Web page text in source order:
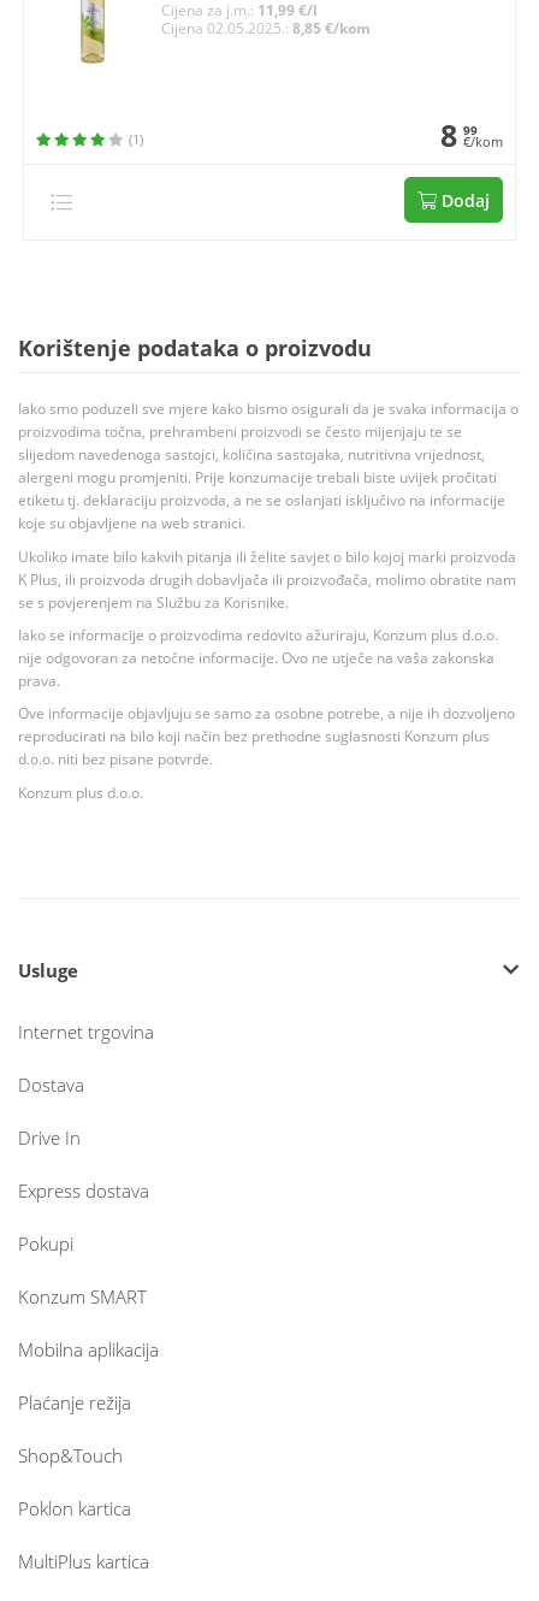
Cijena za j.m.: 11,99 €/l
Cijena 02.05.2025.:8,85 €/kom
(1) 8 99
€/kom
Dodaj
Korištenje podataka o proizvodu
Iako smo poduzeli sve mjere kako bismo osigurali da je svaka informacija o
proizvodima točna, prehrambeni proizvodi se često mijenjaju te se
slijedom navedenoga sastojci, količina sastojaka, nutritivna vrijednost,
alergeni mogu promjeniti. Prije konzumacije trebali biste uvijek pročitati
etiketu tj. deklaraciju proizvoda, a ne se oslanjati isključivo na informacije
koje su objavljene na web stranici.
Ukoliko imate bilo kakvih pitanja ili želite savjet o bilo kojoj marki proizvoda
K Plus, ili proizvoda drugih dobavljača ili proizvođača, molimo obratite nam
se s povjerenjem na Službu za Korisnike.
Iako se informacije o proizvodima redovito ažuriraju, Konzum plus d.o.o.
nije odgovoran za netočne informacije. Ovo ne utječe na vaša zakonska
prava.
Ove informacije objavljuju se samo za osobne potrebe, a nije ih dozvoljeno
reproducirati na bilo koji način bez prethodne suglasnosti Konzum plus
d.o.o. niti bez pisane potvrde.
Konzum plus d.o.o.
Usluge
Internet trgovina
Dostava
Drive In
Express dostava
Pokupi
Konzum SMART
Mobilna aplikacija
Plaćanje režija
Shop&Touch
Poklon kartica
MultiPlus kartica